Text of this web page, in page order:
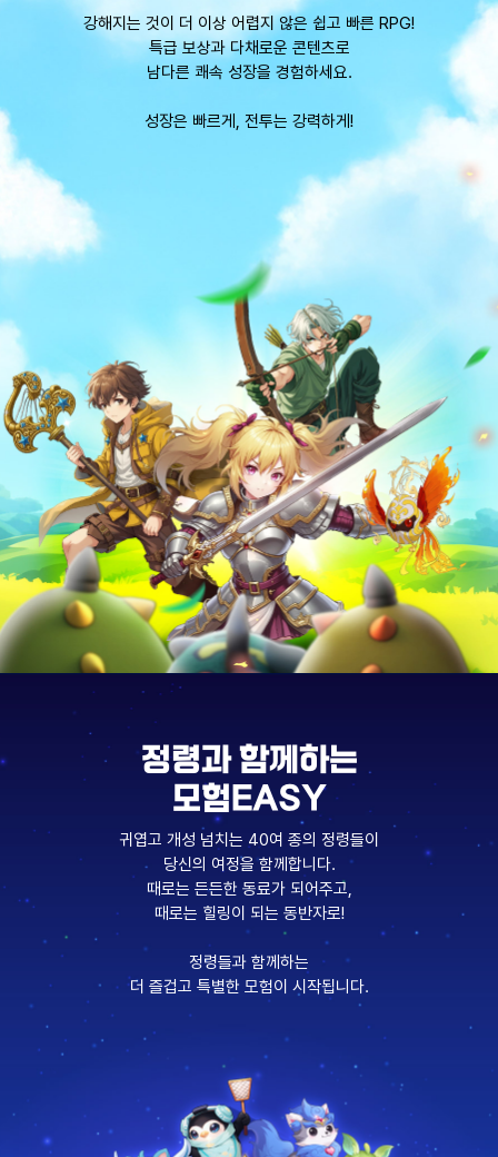
강해지는 것이 더 이상 어렵지 않은 쉽고 빠른 RPG!
특급 보상과 다채로운 콘텐츠로
남다른 쾌속 성장을 경험하세요.
성장은 빠르게, 전투는 강력하게!
정령과 함께하는
모험EASY
귀엽고 개성 넘치는 40여 종의 정령들이
당신의 여정을 함께합니다.
때로는 든든한 동료가 되어주고,
때로는 힐링이 되는 동반자로!
정령들과 함께하는
더 즐겁고 특별한 모험이 시작됩니다.